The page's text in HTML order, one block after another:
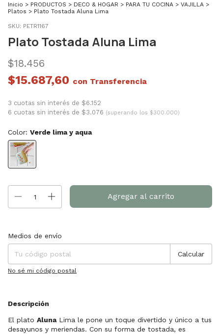
Inicio > PRODUCTOS > DECO & HOGAR > PARA TU COCINA > VAJILLA >
Platos > Plato Tostada Aluna Lima
SKU: PETR1167
Plato Tostada Aluna Lima
$18.456
$15.687,60 con
3 cuotas sin interés de $6.152
6 cuotas sin interés de $3.076 (superando los $300.000)
Color: Verde lima y aqua
Entregas para el CP:
Medios de envío
Calcular
No sé mi código postal
Descripción
El plato AlunaLima le pone un toque divertido y único a tus
desayunos y meriendas. Con su forma de tostada, es